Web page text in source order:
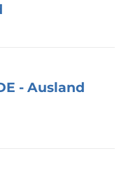
- Ausland